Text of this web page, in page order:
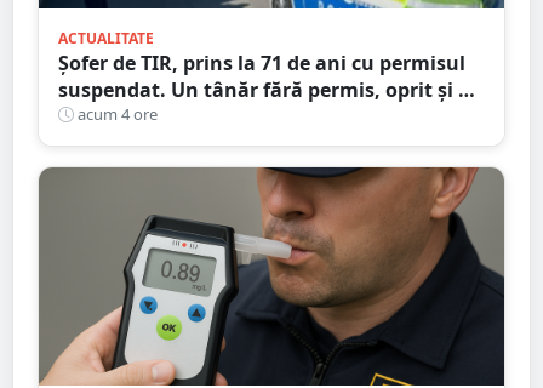
ACTUALITATE
Șofer de TIR, prins la 71 de ani cu permisul
suspendat. Un tânăr fără permis, oprit și el
la Petea
acum 4 ore